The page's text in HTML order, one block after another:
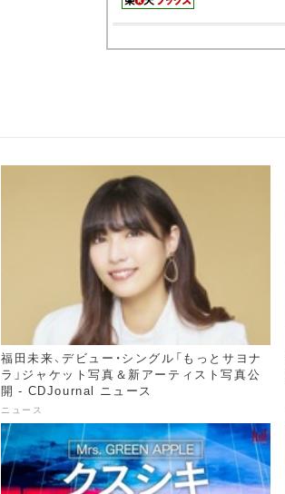
福田未来、デビュー・シングル「もっとサヨナ
ラ」ジャケット写真＆新アーティスト写真公
開 - CDJournal ニュース
ニュース